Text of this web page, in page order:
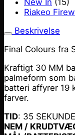
New In (15)
Riakeo
Beskrivelse
Final Colours fra
Kraftigt 30 MM
palmeform som
batteri affyrer 19
farver.
TID: 35
NEM /